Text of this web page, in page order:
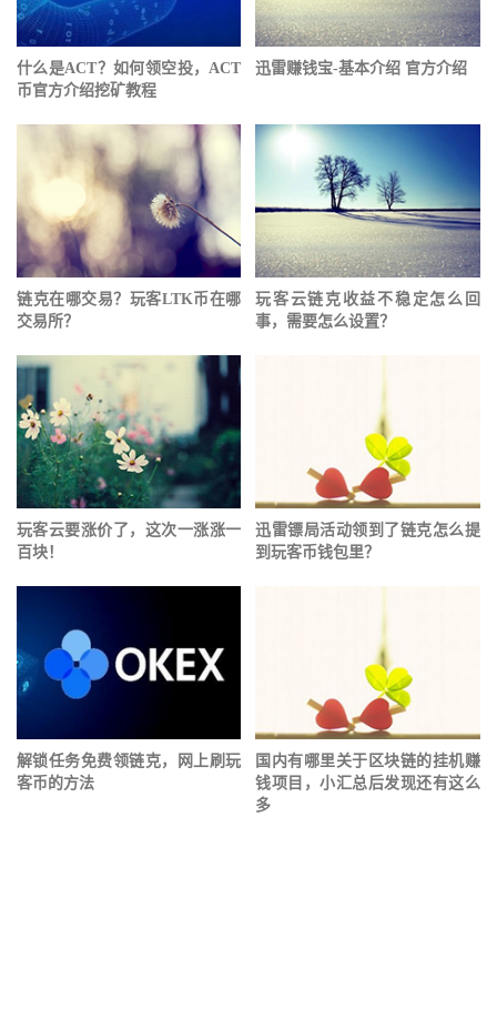
什么是ACT？如何领空投，ACT
币官方介绍挖矿教程
迅雷赚钱宝-基本介绍 官方介绍
链克在哪交易？玩客LTK币在哪
交易所？
玩客云链克收益不稳定怎么回
事，需要怎么设置？
玩客云要涨价了，这次一涨涨一
百块！
迅雷镖局活动领到了链克怎么提
到玩客币钱包里？
解锁任务免费领链克，网上刷玩
客币的方法
国内有哪里关于区块链的挂机赚
钱项目，小汇总后发现还有这么
多